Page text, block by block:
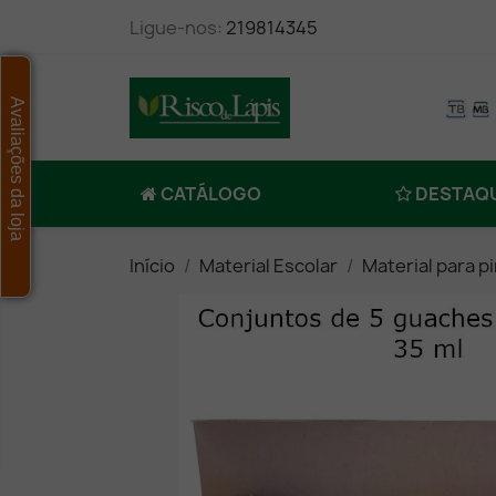
Ligue-nos: 219814345
CATÁLOGO
Início Material Escolar Material para
Avaliações da loja